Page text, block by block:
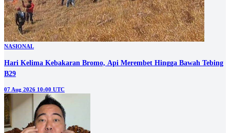
NASIONAL
Hari Kelima Kebakaran Bromo, Api Merembet Hingga Bawah Tebing
B29
07 Aug 2026 10:00 UTC